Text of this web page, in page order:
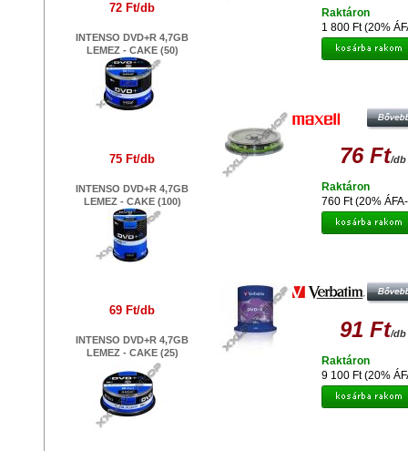
72 Ft/db
INTENSO DVD+R 4,7GB
LEMEZ - CAKE (50)
75 Ft/db
INTENSO DVD+R 4,7GB
LEMEZ - CAKE (100)
69 Ft/db
INTENSO DVD+R 4,7GB
LEMEZ - CAKE (25)
1 800 Ft (20%
Raktáron
76 Ft/db
760 Ft (20%
Raktáron
91 Ft/db
9 100 Ft (20%
Raktáron